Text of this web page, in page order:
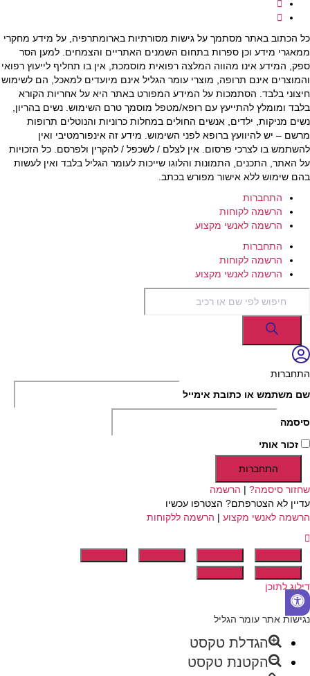
כל הכתוב באתר מסתמך על גישות מסורתיות בארומתרפיה, על מידע מחקרי
ממאגרי מידע וכן ספרות בתחום השמנים האתריים והצמחים. למען הסר
ספק, המידע אינו מהווה המלצה רפואית מוסמכת, אין בו תחליף לייעוץ רפואי
והמוצרים אינם תרופה, מוצרי עומר הגליל אינם מיועדים למאכל, הם לשימוש
חיצוני בלבד. הסתמכות על המידע המפורט באתר היא על אחריות הקורא
בלבד ומומלץ להתייעץ עם רופא/מטפל מוסמך טרם השימוש. נשים בהריון,
נשים מניקות, ילדים, אנשים החולים במחלות כרוניות והנוטלים תרופות
מרשם – יש להיוועץ ברופא לפני השימוש. מידע זה אינפורמטיבי ואין
להשתמש בו לצרכי פרסום. אין לצלם / לשכפל / להקרין ולפרסם. כל הזכויות
על האתר, התכנים, התמונות והלוגו שייכות לעומר הגליל בלבד ואין לעשות
בהם שימוש ללא אישור מפורש בכתב.
התחברות
הרשמה לקוחות
הרשמה לאנשי מקצוע
התחברות
הרשמה לקוחות
הרשמה לאנשי מקצוע
search
התחברות
שם משתמש או כתובת אימייל
סיסמה
זכור אותי
התחברות
שחזור סיסמה? | הרשמה
עדיין לא הצטרפתם? הצטרפו עכשיו
הרשמה לאנשי מקצוע | הרשמה ללקוחות
דילוג לתוכן
פתח
סרגל
נגישות
נגישות אתר עומר הגליל
הגדלת טקסט
הקטנת טקסט